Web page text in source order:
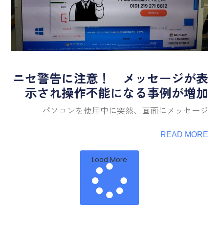
ニセ警告に注意！ メッセージが表
示され操作不能になる事例が増加
パソコンを使用中に突然、画面にメッセージ
READ MORE
Load More